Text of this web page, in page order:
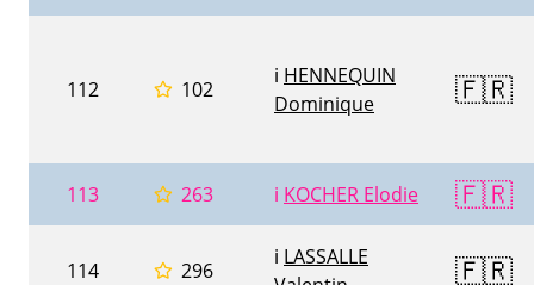
112 102
ℹ️ HENNEQUIN
Dominique
🇫🇷
113 263 ℹ️ KOCHER Elodie 🇫🇷
114 296
ℹ️ LASSALLE
🇫🇷